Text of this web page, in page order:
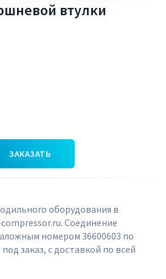
втулки
ЗАКАЗАТЬ
оборудования в
Соединение
номером 36600603 по
заказ, с доставкой по всей